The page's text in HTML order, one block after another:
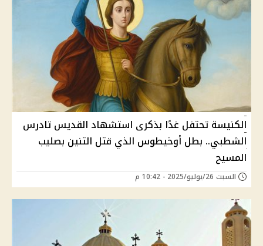
الكنيسة تحتفل غدًا بذكرى استشهاد القديس تادرس
الشطبي.. بطل أوخيطوس الذي قتل التنين بصليب
المسيح
السبت 26/يوليو/2025 - 10:42 م